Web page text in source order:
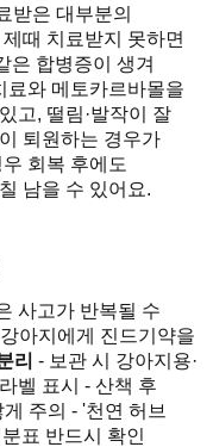
받은 대부분의
때 치료받지 못하면
은 합병증이 생겨
료와 메토카르바몰을
고, 떨림·발작이 잘
퇴원하는 경우가
회복 후에도
남을 수 있어요.
사고가 반복될 수
아지에게 진드기약을
리 - 보관 시 강아지용·
벨 표시 - 산책 후
주의 - '천연 허브
표 반드시 확인